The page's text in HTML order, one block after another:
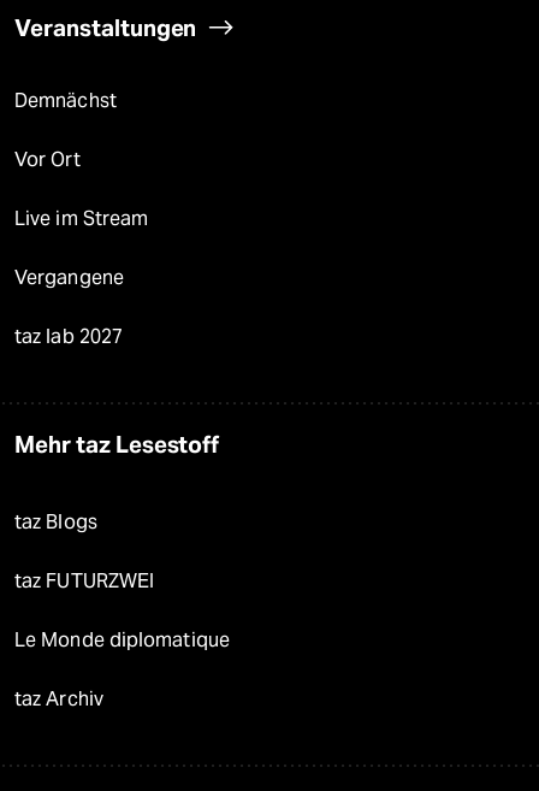
Veranstaltungen
Demnächst
Vor Ort
Live im Stream
Vergangene
taz lab 2027
Mehr taz Lesestoff
taz Blogs
taz FUTURZWEI
Le Monde diplomatique
taz Archiv